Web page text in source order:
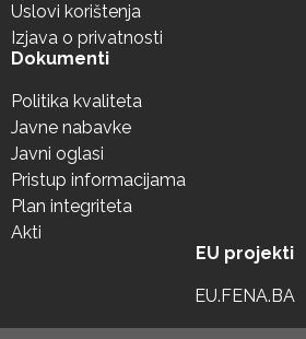
Uslovi korištenja
Izjava o privatnosti
Dokumenti
Politika kvaliteta
Javne nabavke
Javni oglasi
Pristup informacijama
Plan integriteta
Akti
EU projekti
EU.FENA.BA